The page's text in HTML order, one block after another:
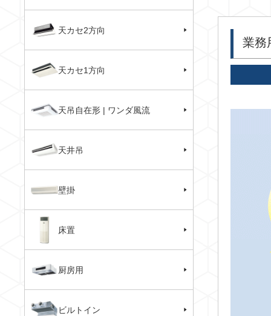
業務
天カセ2方向
天カセ1方向
天吊自在形 | ワンダ風流
天井吊
壁掛
床置
厨房用
ビルトイン